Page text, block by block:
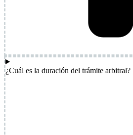
¿Cuál es la duración del trámite arbitral?